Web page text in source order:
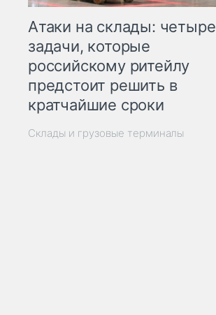
Атаки на склады: четыре
задачи, которые
российскому ритейлу
предстоит решить в
кратчайшие сроки
Склады и грузовые терминалы